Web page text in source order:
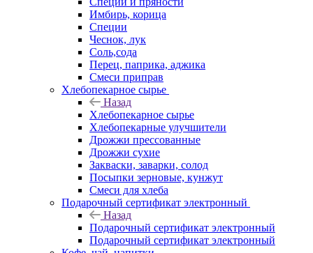
Имбирь, корица
Специи
Чеснок, лук
Соль,сода
Перец, паприка, аджика
Смеси приправ
Хлебопекарное сырье
Назад
Хлебопекарное сырье
Хлебопекарные улучшители
Дрожжи прессованные
Дрожжи сухие
Закваски, заварки, солод
Посыпки зерновые, кунжут
Смеси для хлеба
Подарочный сертификат электронный
Назад
Подарочный сертификат электронный
Подарочный сертификат электронный